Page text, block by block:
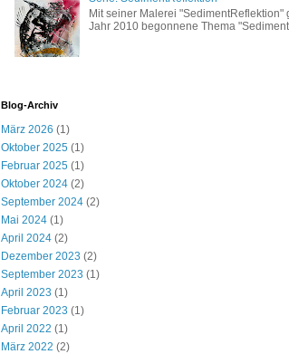
Mit seiner Malerei "SedimentReflektion"
Jahr 2010 begonnene Thema
Blog-Archiv
März 2026 (1)
Oktober 2025 (1)
Februar 2025 (1)
Oktober 2024 (2)
September 2024 (2)
Mai 2024 (1)
April 2024 (2)
Dezember 2023 (2)
September 2023 (1)
April 2023 (1)
Februar 2023 (1)
April 2022 (1)
März 2022 (2)